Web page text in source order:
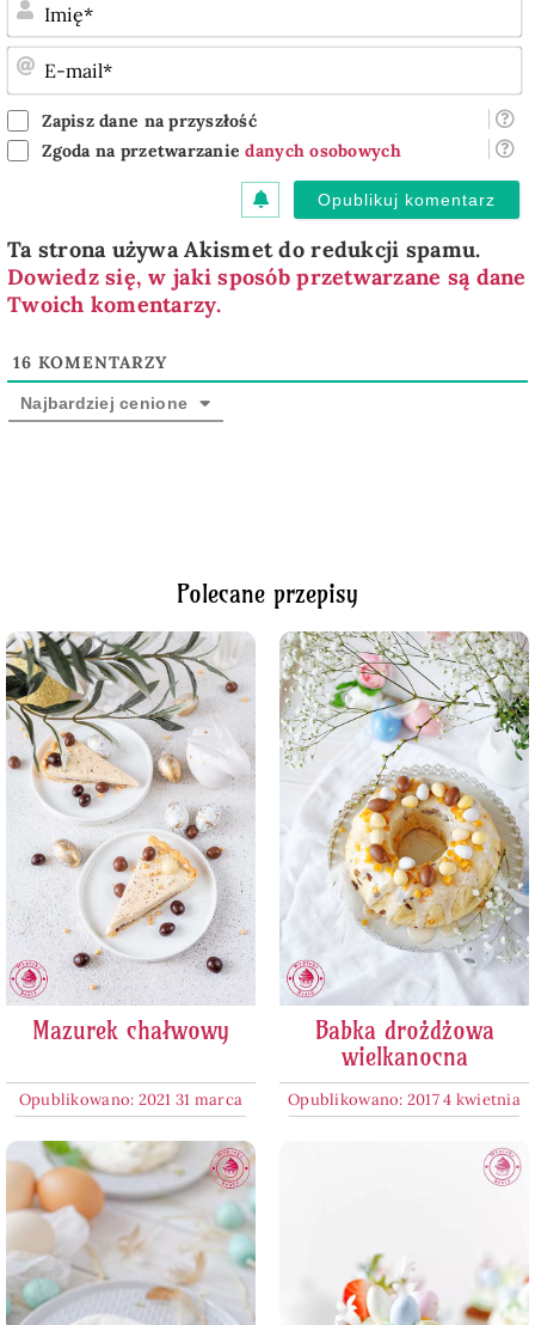
Zapisz dane na przyszłość
Zgoda na przetwarzaniedanych osobowych
Ta strona używa Akismet do redukcji spamu.
Dowiedz się, w jaki sposób przetwarzane są dane
Twoich komentarzy.
16 KOMENTARZY
Najbardziej cenione
Polecane przepisy
Mazurek chałwowy
Opublikowano: 2021 31 marca
Babka drożdżowa
wielkanocna
Opublikowano: 2017 4 kwietnia